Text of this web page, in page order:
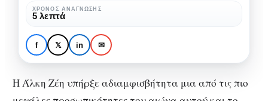
ΒΙΒΛΊΟ ΣΥΓΓΡΑΦΕΊΣ
Τα πρόσωπα της Άλκης
Ζέη μέσα από τα βιβλία
της
Ζέη
μέσα
από
τα
της
ΧΡΌΝΟΣ ΑΝΆΓΝΩΣΗΣ
5 λεπτά
f 𝕏 in ✉
Η Άλκη Ζέη υπήρξε αδιαμφισβήτητα μια από τις πιο